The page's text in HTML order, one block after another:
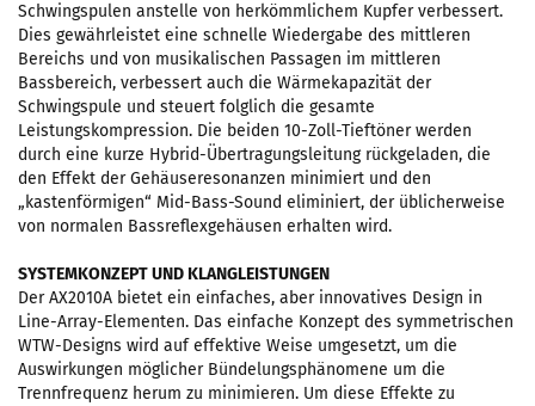
Schwingspulen anstelle von herkömmlichem Kupfer verbessert.
Dies gewährleistet eine schnelle Wiedergabe des mittleren
Bereichs und von musikalischen Passagen im mittleren
Bassbereich, verbessert auch die Wärmekapazität der
Schwingspule und steuert folglich die gesamte
Leistungskompression. Die beiden 10-Zoll-Tieftöner werden
durch eine kurze Hybrid-Übertragungsleitung rückgeladen, die
den Effekt der Gehäuseresonanzen minimiert und den
„kastenförmigen“ Mid-Bass-Sound eliminiert, der üblicherweise
von normalen Bassreflexgehäusen erhalten wird.
SYSTEMKONZEPT UND KLANGLEISTUNGEN
Der AX2010A bietet ein einfaches, aber innovatives Design in
Line-Array-Elementen. Das einfache Konzept des symmetrischen
WTW-Designs wird auf effektive Weise umgesetzt, um die
Auswirkungen möglicher Bündelungsphänomene um die
Trennfrequenz herum zu minimieren. Um diese Effekte zu